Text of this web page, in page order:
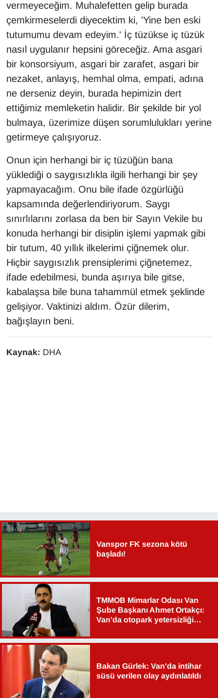
vermeyeceğim. Muhalefetten gelip burada
çemkirmeselerdi diyecektim ki, 'Yine ben eski
tutumumu devam edeyim.' İç tüzükse iç tüzük
nasıl uygulanır hepsini göreceğiz. Ama asgari
bir konsorsiyum, asgari bir zarafet, asgari bir
nezaket, anlayış, hemhal olma, empati, adına
ne derseniz deyin, burada hepimizin dert
ettiğimiz memleketin halidir. Bir şekilde bir yol
bulmaya, üzerimize düşen sorumlulukları yerine
getirmeye çalışıyoruz.
Onun için herhangi bir iç tüzüğün bana
yüklediği o saygısızlıkla ilgili herhangi bir şey
yapmayacağım. Onu bile ifade özgürlüğü
kapsamında değerlendiriyorum. Saygı
sınırlılarını zorlasa da ben bir Sayın Vekile bu
konuda herhangi bir disiplin işlemi yapmak gibi
bir tutum, 40 yıllık ilkelerimi çiğnemek olur.
Hiçbir saygısızlık prensiplerimi çiğnetemez,
ifade edebilmesi, bunda aşırıya bile gitse,
kabalaşsa bile buna tahammül etmek şeklinde
gelişiyor. Vaktinizi aldım. Özür dilerim,
bağışlayın beni.
Kaynak: DHA
Vanspor FK sezona kötü
başladı!
TMMOB Mimarlar Odası Van
Şube Başkanı Ahmet Ortakçı:
Van’da otopark yetersizliği
Bakan Gürlek: Van'da intihar
süsü verilen olay aydınlatıldı
YEREL